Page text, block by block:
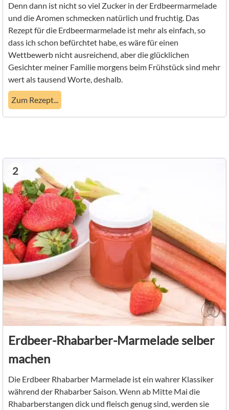
Denn dann ist nicht so viel Zucker in der Erdbeermarmelade
und die Aromen schmecken natürlich und fruchtig. Das
Rezept für die Erdbeermarmelade ist mehr als einfach, so
dass ich schon befürchtet habe, es wäre für einen
Wettbewerb nicht ausreichend, aber die glücklichen
Gesichter meiner Familie morgens beim Frühstück sind mehr
wert als tausend Worte, deshalb.
Zum Rezept...
2
Erdbeer-Rhabarber-Marmelade selber
machen
Die Erdbeer Rhabarber Marmelade ist ein wahrer Klassiker
während der Rhabarber Saison. Wenn ab Mitte Mai die
Rhabarberstangen dick und fleisch genug sind, werden sie